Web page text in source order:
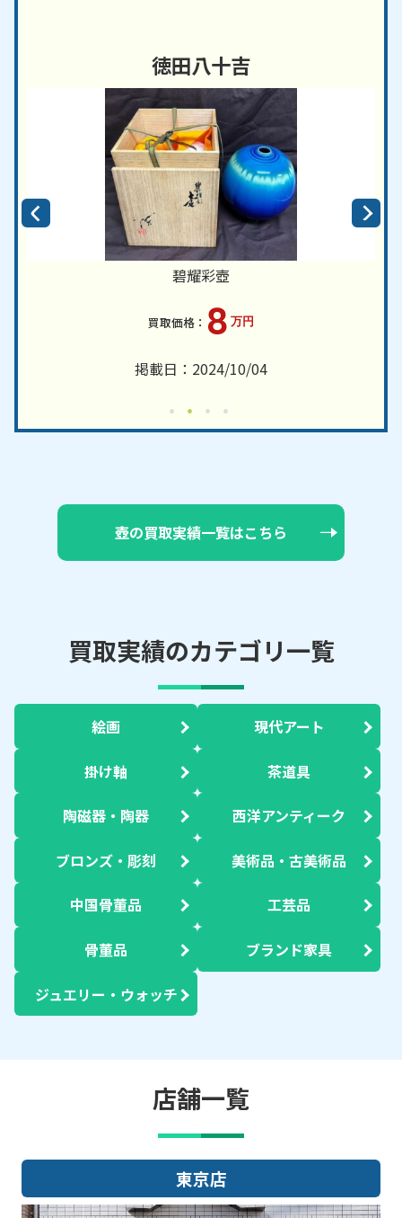
徳田八十吉
碧耀彩壺
8 万円
掲載日：2024/10/04
壺の買取実績一覧はこちら
買取実績のカテゴリ一覧
絵画 現代アート
掛け軸 茶道具
陶磁器・陶器 西洋アンティーク
ブロンズ・彫刻 美術品・古美術品
中国骨董品 工芸品
骨董品 ブランド家具
ジュエリー・ウォッチ
店舗一覧